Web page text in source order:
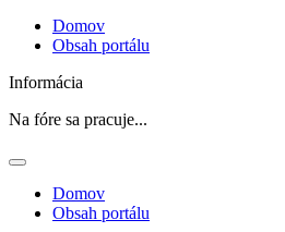
Domov
Obsah portálu
Informácia
Na fóre sa pracuje...
Domov
Obsah portálu